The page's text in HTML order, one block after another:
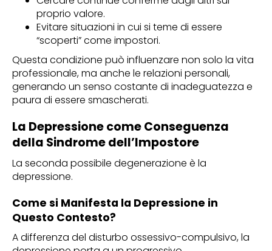
proprio valore.
Evitare situazioni in cui si teme di essere
“scoperti” come impostori.
Questa condizione può influenzare non solo la vita
professionale, ma anche le relazioni personali,
generando un senso costante di inadeguatezza e
paura di essere smascherati.
La Depressione come Conseguenza
della Sindrome dell’Impostore
La seconda possibile degenerazione è la
depressione.
Come si Manifesta la Depressione in
Questo Contesto?
A differenza del disturbo ossessivo-compulsivo, la